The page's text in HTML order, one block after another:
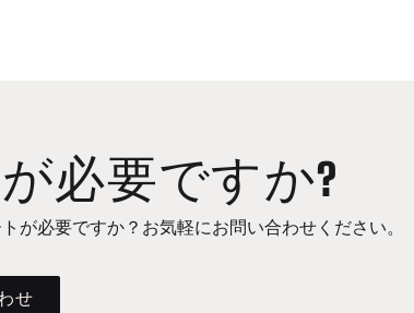
必要ですか?
が必要ですか？お気軽にお問い合わせください。
せ